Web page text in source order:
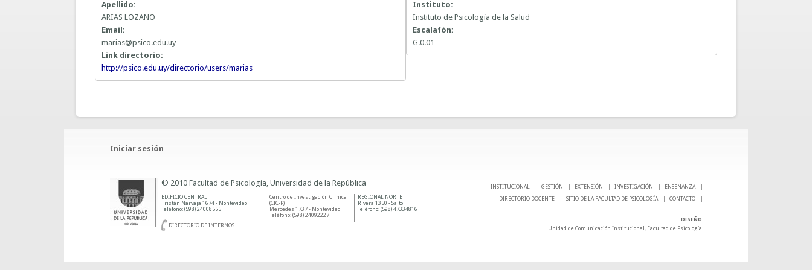
Apellido:
ARIAS LOZANO
Email:
marias@psico.edu.uy
Link directorio:
http://psico.edu.uy/directorio/users/marias
Instituto:
Instituto de Psicología de la Salud
Escalafón:
G.0.01
Iniciar sesión
INSTITUCIONAL GESTIÓN EXTENSIÓN INVESTIGACIÓN
ENSEÑANZA
DIRECTORIO DOCENTE
SITIO DE LA FACULTAD DE PSICOLOGÍA CONTACTO
© 2010 Facultad de Psicología, Universidad de la República
REGIONAL NORTE
Rivera 1350 - Salto
Teléfono: (598) 47334816
Centro de Investigación Clínica
(CIC-P)
Mercedes 1737 - Montevideo
Teléfono: (598) 24092227
EDIFICIO CENTRAL
Tristán Narvaja 1674 - Montevideo
Teléfono: (598) 24008555
DIRECTORIO DE INTERNOS
DISEÑO
Unidad de Comunicación Institucional, Facultad de Psicología